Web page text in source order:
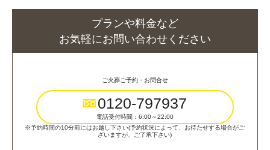
プランや料金など
お気軽にお問い合わせください
ご火葬ご予約・お問合せ
0120-797937
電話受付時間：6:00～22:00
※予約時間の10分前にはお越し下さい(予約状況によって、お待たせする場合がご
ざいますが、ご了承下さい)